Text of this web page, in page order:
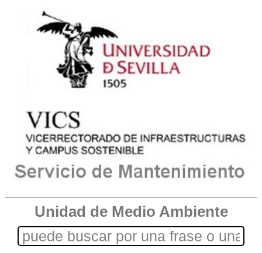
Unidad de Medio Ambiente